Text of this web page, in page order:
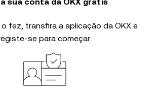
fez, transfira a aplicação da OKX e
se para começar.